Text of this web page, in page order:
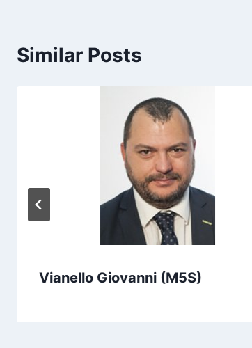
Similar Posts
Vianello Giovanni (M5S)